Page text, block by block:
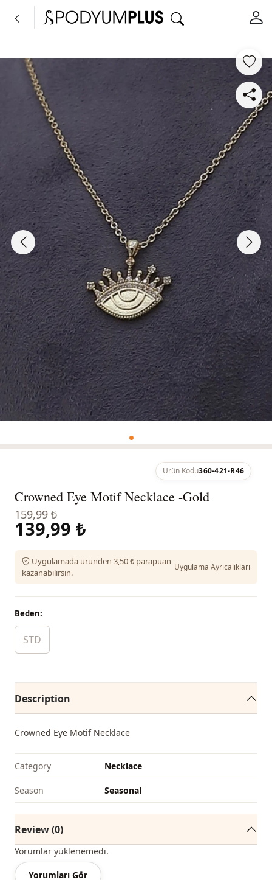
Ürün Kodu360-421-R46
Crowned Eye Motif Necklace -Gold
159,99 ₺
139,99 ₺
Uygulamada üründen 3,50 ₺ parapuan
kazanabilirsin.
Uygulama Ayrıcalıkları
Beden:
STD
Description
Crowned Eye Motif Necklace
Category Necklace
Season Seasonal
Review (0)
Yorumlar yüklenemedi.
Yorumları Gör